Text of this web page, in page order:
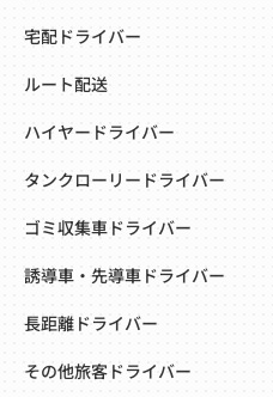
宅配ドライバー
ルート配送
ハイヤードライバー
タンクローリードライバー
ゴミ収集車ドライバー
誘導車・先導車ドライバー
長距離ドライバー
その他旅客ドライバー